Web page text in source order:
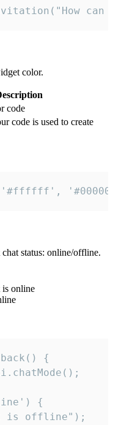
color.
code
code is used to create
status: online/offline.
is online
{
{
is offline");